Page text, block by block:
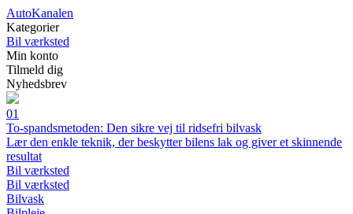
AutoKanalen
Kategorier
Bil værksted
Min konto
Tilmeld dig
Nyhedsbrev
01
To-spandsmetoden: Den sikre vej til ridsefri bilvask
Lær den enkle teknik, der beskytter bilens lak og giver et skinnende
resultat
Bil værksted
Bil værksted
Bilvask